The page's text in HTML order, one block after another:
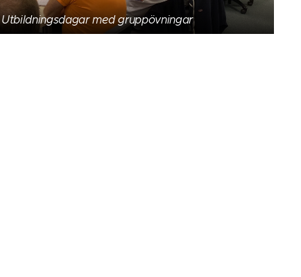
Utbildningsdagar med gruppövningar